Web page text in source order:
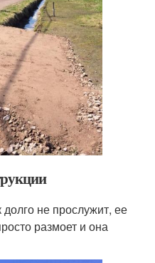
не прослужит, ее
размоет и она